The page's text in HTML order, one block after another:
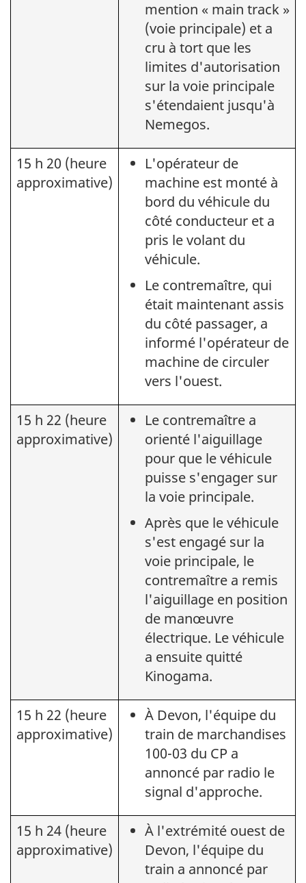
mention « main track »
(voie principale) et a
cru à tort que les
limites d'autorisation
sur la voie principale
s'étendaient jusqu'à
Nemegos.
15 h 20 (heure
approximative)
L'opérateur de
machine est monté à
bord du véhicule du
côté conducteur et a
pris le volant du
véhicule.
Le contremaître, qui
était maintenant assis
du côté passager, a
informé l'opérateur de
machine de circuler
vers l'ouest.
15 h 22 (heure
approximative)
Le contremaître a
orienté l'aiguillage
pour que le véhicule
puisse s'engager sur
la voie principale.
Après que le véhicule
s'est engagé sur la
voie principale, le
contremaître a remis
l'aiguillage en position
de manœuvre
électrique. Le véhicule
a ensuite quitté
Kinogama.
15 h 22 (heure
approximative)
À Devon, l'équipe du
train de marchandises
100-03 du CP a
annoncé par radio le
signal d'approche.
15 h 24 (heure
approximative)
À l'extrémité ouest de
Devon, l'équipe du
train a annoncé par